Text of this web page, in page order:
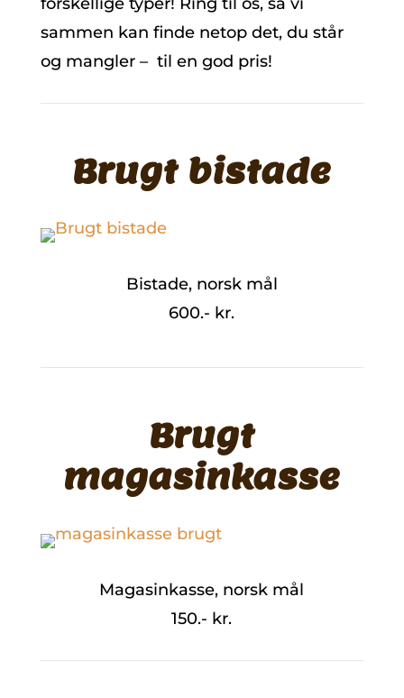
sammen kan finde netop det, du står
og mangler – til en god pris!
Brugt bistade
Bistade, norsk mål
600.- kr.
Brugt
magasinkasse
Magasinkasse, norsk mål
150.- kr.